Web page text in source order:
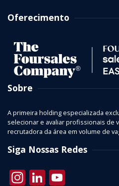
Oferecimento
Sobre
A primeira holding especializada
selecionar e avaliar profissionais de
recrutadora da área em volume de
Siga Nossas Redes
Instagram
LinkedIn